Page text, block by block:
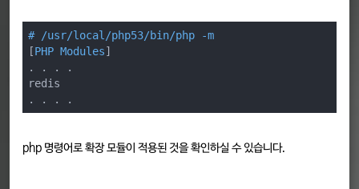
# /usr/local/php53/bin/php -m
[PHP Modules]
. . . .
redis
. . . .
php 명령어로 확장 모듈이 적용된 것을 확인하실 수 있습니다.